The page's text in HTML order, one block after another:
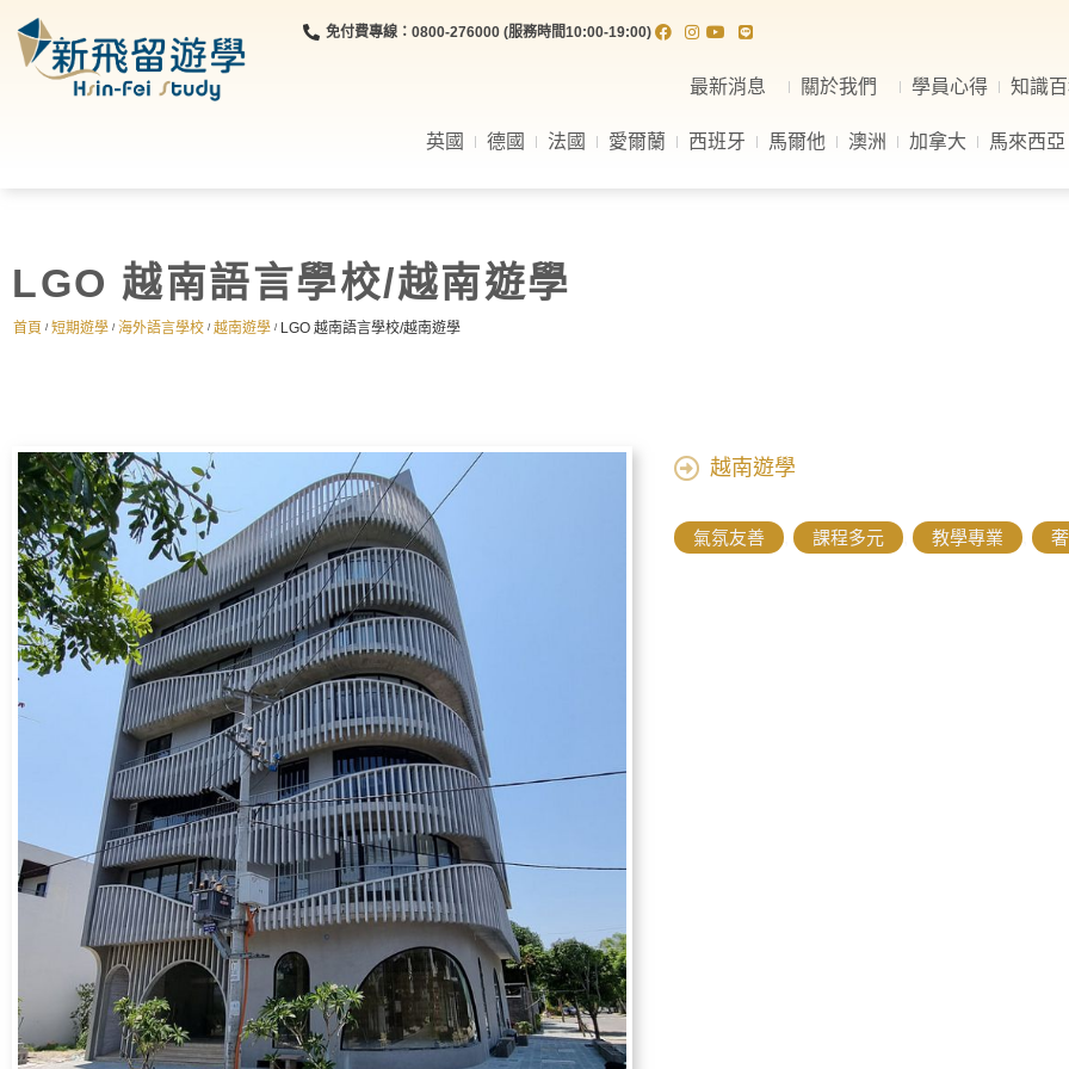
免付費專線：0800-276000 (服務時間10:00-19:00)
最新消息 關於我們 學員心得 知識
英國 德國 法國 愛爾蘭 西班牙 馬爾他 澳洲 加拿大 馬來西亞
LGO 越南語言學校/越南遊學
首頁 / 短期遊學 / 海外語言學校 / 越南遊學 / LGO 越南語言學校/越南遊學
越南遊學
氣氛友善 課程多元 教學專業